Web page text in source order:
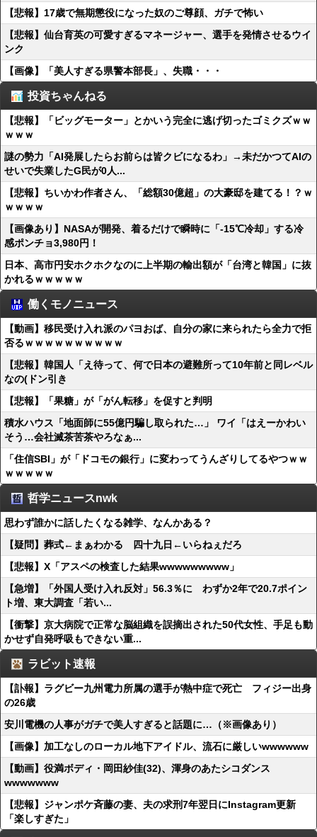
【悲報】17歳で無期懲役になった奴のご尊顔、ガチで怖い
【悲報】仙台育英の可愛すぎるマネージャー、選手を発情させるウイ
ンク
【画像】「美人すぎる県警本部長」、失職・・・
投資ちゃんねる
【悲報】「ビッグモーター」とかいう完全に逃げ切ったゴミクズｗｗ
ｗｗｗ
謎の勢力「AI発展したらお前らは皆クビになるわ」→未だかつてAIの
せいで失業したG民が0人...
【悲報】ちいかわ作者さん、「総額30億超」の大豪邸を建てる！？ｗ
ｗｗｗｗ
【画像あり】NASAが開発、着るだけで瞬時に「-15℃冷却」する冷
感ポンチョ3,980円！
日本、高市円安ホクホクなのに上半期の輸出額が「台湾と韓国」に抜
かれるｗｗｗｗｗ
働くモノニュース
【動画】移民受け入れ派のパヨおば、自分の家に来られたら全力で拒
否るｗｗｗｗｗｗｗｗｗｗ
【悲報】韓国人「え待って、何で日本の避難所って10年前と同レベル
なの(ドン引き
【悲報】「果糖」が「がん転移」を促すと判明
積水ハウス「地面師に55億円騙し取られた…」 ワイ「はえーかわい
そう…会社滅茶苦茶やろなぁ...
「住信SBI」が「ドコモの銀行」に変わってうんざりしてるやつｗｗ
ｗｗｗｗｗ
哲学ニュースnwk
思わず誰かに話したくなる雑学、なんかある？
【疑問】葬式←まぁわかる 四十九日←いらねぇだろ
【悲報】X「アスペの検査した結果wwwwwwwww」
【急増】「外国人受け入れ反対」56.3％に わずか2年で20.7ポイン
ト増、東大調査「若い...
【衝撃】京大病院で正常な脳組織を誤摘出された50代女性、手足も動
かせず自発呼吸もできない重...
ラビット速報
【訃報】ラグビー九州電力所属の選手が熱中症で死亡 フィジー出身
の26歳
安川電機の人事がガチで美人すぎると話題に…（※画像あり）
【画像】加工なしのローカル地下アイドル、流石に厳しいwwwwww
【動画】役満ボディ・岡田紗佳(32)、渾身のあたシコダンス
wwwwwww
【悲報】ジャンポケ斉藤の妻、夫の求刑7年翌日にInstagram更新
「楽しすぎた」